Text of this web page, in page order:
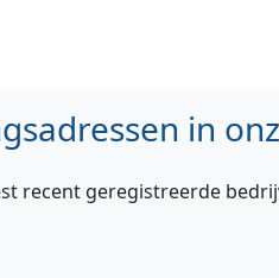
in
recent geregistreerde